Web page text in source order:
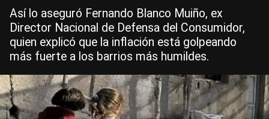
Así lo aseguró Fernando Blanco Muiño, ex
Director Nacional de Defensa del Consumidor,
quien explicó que la inflación está golpeando
más fuerte a los barrios más humildes.